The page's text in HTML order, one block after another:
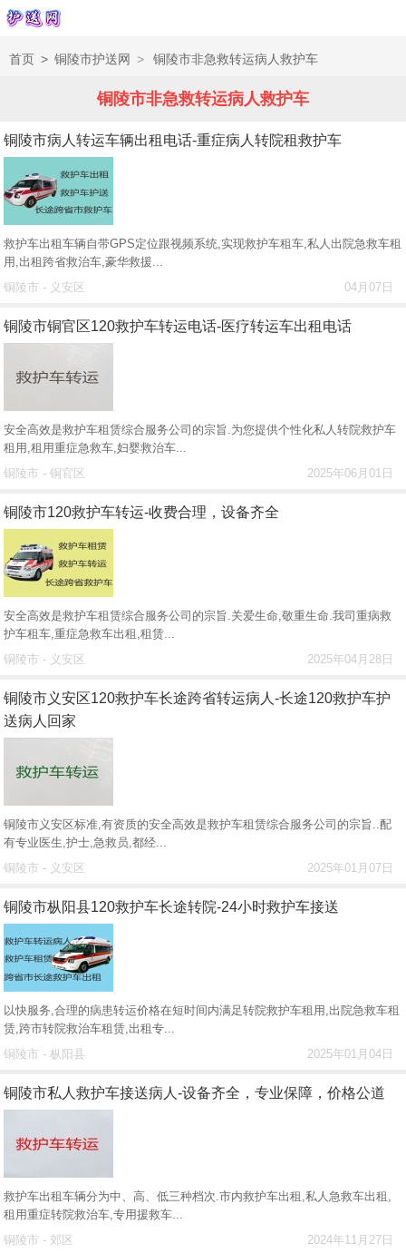
首页 > 铜陵市护送网 > 铜陵市非急救转运病人救护车
铜陵市非急救转运病人救护车
铜陵市病人转运车辆出租电话-重症病人转院租救护车
救护车出租车辆自带GPS定位跟视频系统,实现救护车租车,私人出院急救车租
用,出租跨省救治车,豪华救援...
04月07日
铜陵市 - 义安区
铜陵市铜官区120救护车转运电话-医疗转运车出租电话
安全高效是救护车租赁综合服务公司的宗旨.为您提供个性化私人转院救护车
租用,租用重症急救车,妇婴救治车...
2025年06月01日
铜陵市 - 铜官区
铜陵市120救护车转运-收费合理，设备齐全
安全高效是救护车租赁综合服务公司的宗旨.关爱生命,敬重生命.我司重病救
护车租车,重症急救车出租,租赁...
2025年04月28日
铜陵市 - 义安区
铜陵市义安区120救护车长途跨省转运病人-长途120救护车护
送病人回家
铜陵市义安区标准,有资质的安全高效是救护车租赁综合服务公司的宗旨..配
有专业医生,护士,急救员,都经...
2025年01月07日
铜陵市 - 义安区
铜陵市枞阳县120救护车长途转院-24小时救护车接送
以快服务,合理的病患转运价格在短时间内满足转院救护车租用,出院急救车租
赁,跨市转院救治车租赁,出租专...
2025年01月04日
铜陵市 - 枞阳县
铜陵市私人救护车接送病人-设备齐全，专业保障，价格公道
救护车出租车辆分为中、高、低三种档次.市内救护车出租,私人急救车出租,
租用重症转院救治车,专用援救车...
2024年11月27日
铜陵市 - 郊区